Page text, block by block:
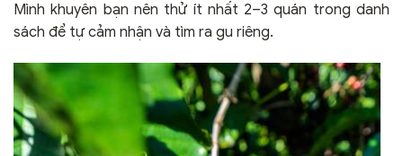
Mình khuyên bạn nên thử ít nhất 2–3 quán trong danh
sách để tự cảm nhận và tìm ra gu riêng.